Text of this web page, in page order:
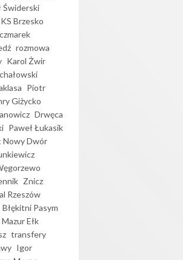
Świderski
Brzesko
rozmowa
Karol Żwir
Piotr
Giżycko
Drwęca
Paweł Łukasik
Nowy Dwór
Znicz
Rzeszów
Błękitni Pasym
Mazur Ełk
transfery
Igor